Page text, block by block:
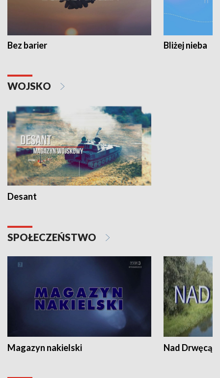
Bez barier Bliżej nieba
WOJSKO
Desant
SPOŁECZEŃSTWO
Magazyn nakielski Nad Drwęcą